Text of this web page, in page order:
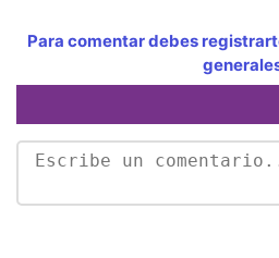
Para comentar debes